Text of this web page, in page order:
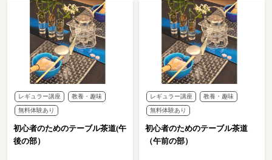
レギュラー講座 教養・趣味
無料体験あり
初心者のためのテーブル茶道(午
後の部）
レギュラー講座 教養・趣味
無料体験あり
初心者のためのテーブル茶道
（午前の部）